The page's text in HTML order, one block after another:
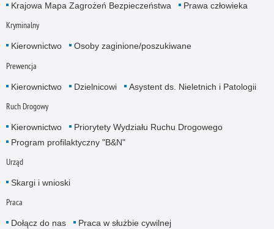
Krajowa Mapa Zagrożeń Bezpieczeństwa
Prawa człowieka
Kryminalny
Kierownictwo Osoby zaginione/poszukiwane
Prewencja
Kierownictwo Dzielnicowi Asystent ds. Nieletnich i Patologii
Ruch Drogowy
Kierownictwo
Priorytety Wydziału Ruchu Drogowego
Program profilaktyczny "B&N"
Urząd
Skargi i wnioski
Praca
Dołącz do nas Praca w służbie cywilnej